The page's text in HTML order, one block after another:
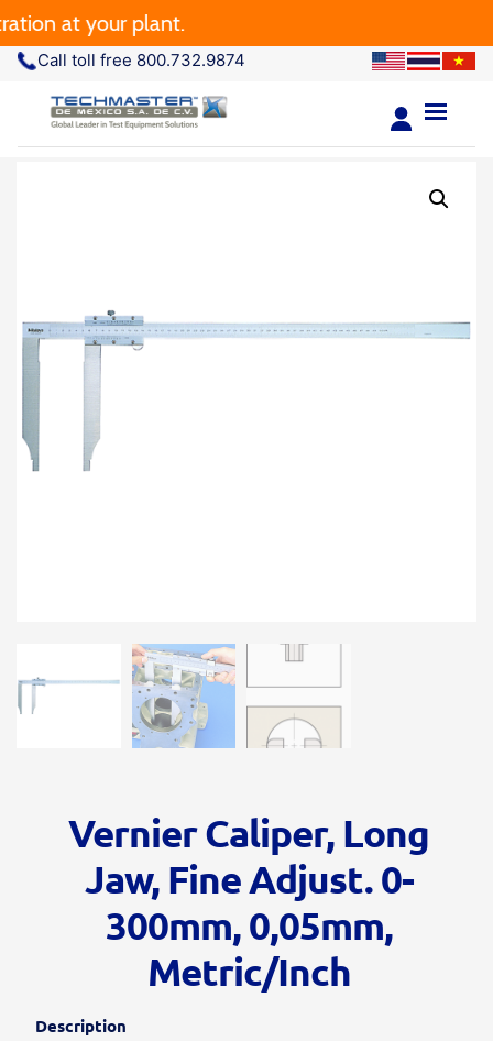
at your plant.
Call toll free 800.732.9874
Vernier Caliper, Long
Jaw, Fine Adjust. 0-
300mm, 0,05mm,
Metric/Inch
Description